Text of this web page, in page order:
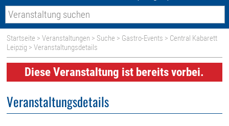
Startseite >Veranstaltungen > Suche > Gastro-Events > Central Kabarett
Leipzig > Veranstaltungsdetails
Diese Veranstaltung ist bereits vorbei.
Veranstaltungsdetails